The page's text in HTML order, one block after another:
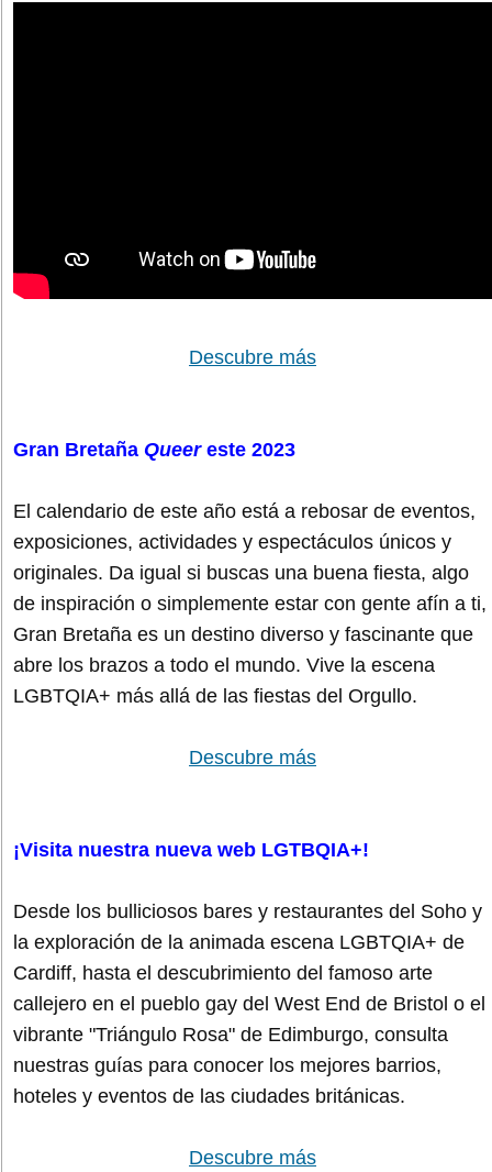
Descubre más
Gran Bretaña Queereste 2023
El calendario de este año está a rebosar de eventos,
exposiciones, actividades y espectáculos únicos y
originales. Da igual si buscas una buena fiesta, algo
de inspiración o simplemente estar con gente afín a ti,
Gran Bretaña es un destino diverso y fascinante que
abre los brazos a todo el mundo. Vive la escena
LGBTQIA+ más allá de las fiestas del Orgullo.
Descubre más
¡Visita nuestra nueva web LGTBQIA+!
Desde los bulliciosos bares y restaurantes del Soho y
la exploración de la animada escena LGBTQIA+ de
Cardiff, hasta el descubrimiento del famoso arte
callejero en el pueblo gay del West End de Bristol o el
vibrante "Triángulo Rosa" de Edimburgo, consulta
nuestras guías para conocer los mejores barrios,
hoteles y eventos de las ciudades británicas.
Descubre más